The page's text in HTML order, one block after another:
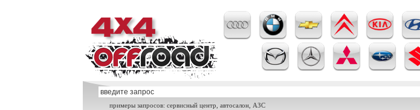
примеры запросов: сервисный центр, автосалон, АЗС